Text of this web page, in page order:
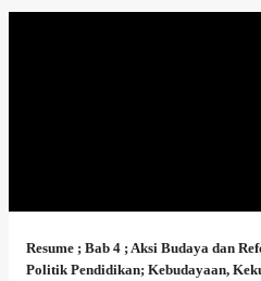
Resume ; Bab 4 ; Aksi Budaya dan
Politik Pendidikan; Kebudayaan,